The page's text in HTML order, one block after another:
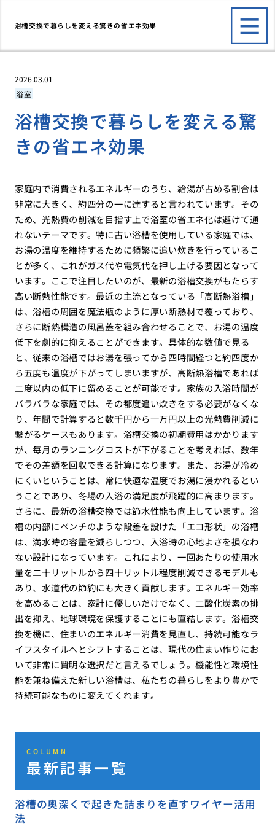
浴槽交換で暮らしを変える驚きの省エネ効果
2026.03.01
浴室
浴槽交換で暮らしを変える驚
きの省エネ効果
家庭内で消費されるエネルギーのうち、給湯が占める割合は
非常に大きく、約四分の一に達すると言われています。その
ため、光熱費の削減を目指す上で浴室の省エネ化は避けて通
れないテーマです。特に古い浴槽を使用している家庭では、
お湯の温度を維持するために頻繁に追い炊きを行っているこ
とが多く、これがガス代や電気代を押し上げる要因となって
います。ここで注目したいのが、最新の浴槽交換がもたらす
高い断熱性能です。最近の主流となっている「高断熱浴槽」
は、浴槽の周囲を魔法瓶のように厚い断熱材で覆っており、
さらに断熱構造の風呂蓋を組み合わせることで、お湯の温度
低下を劇的に抑えることができます。具体的な数値で見る
と、従来の浴槽ではお湯を張ってから四時間経つと約四度か
ら五度も温度が下がってしまいますが、高断熱浴槽であれば
二度以内の低下に留めることが可能です。家族の入浴時間が
バラバラな家庭では、その都度追い炊きをする必要がなくな
り、年間で計算すると数千円から一万円以上の光熱費削減に
繋がるケースもあります。浴槽交換の初期費用はかかります
が、毎月のランニングコストが下がることを考えれば、数年
でその差額を回収できる計算になります。また、お湯が冷め
にくいということは、常に快適な温度でお湯に浸かれるとい
うことであり、冬場の入浴の満足度が飛躍的に高まります。
さらに、最新の浴槽交換では節水性能も向上しています。浴
槽の内部にベンチのような段差を設けた「エコ形状」の浴槽
は、満水時の容量を減らしつつ、入浴時の心地よさを損なわ
ない設計になっています。これにより、一回あたりの使用水
量を二十リットルから四十リットル程度削減できるモデルも
あり、水道代の節約にも大きく貢献します。エネルギー効率
を高めることは、家計に優しいだけでなく、二酸化炭素の排
出を抑え、地球環境を保護することにも直結します。浴槽交
換を機に、住まいのエネルギー消費を見直し、持続可能なラ
イフスタイルへとシフトすることは、現代の住まい作りにお
いて非常に賢明な選択だと言えるでしょう。機能性と環境性
能を兼ね備えた新しい浴槽は、私たちの暮らしをより豊かで
持続可能なものに変えてくれます。
COLUMN
最新記事一覧
浴槽の奥深くで起きた詰まりを直すワイヤー活用
法